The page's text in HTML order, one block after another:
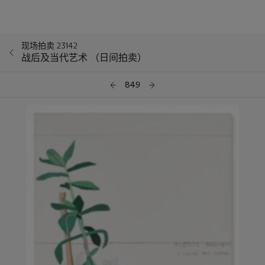
现场拍卖 23142
战后及当代艺术 （日间拍卖）
849